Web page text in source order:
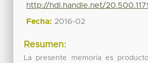
http://hdl.handle.net/
Fecha: 2016-02
Resumen:
La presente memoria es